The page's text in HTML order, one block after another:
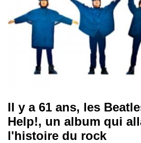
Il y a 61 ans, les
Help!, un album qui
l'histoire du rock